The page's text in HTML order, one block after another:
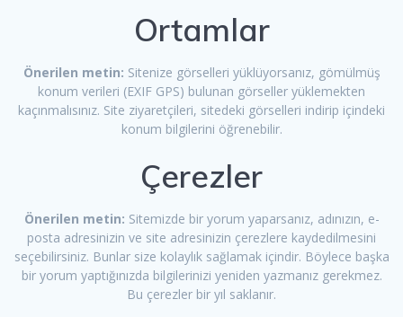
Ortamlar
Önerilen metin: Sitenize görselleri yüklüyorsanız, gömülmüş
konum verileri (EXIF GPS) bulunan görseller yüklemekten
kaçınmalısınız. Site ziyaretçileri, sitedeki görselleri indirip içindeki
konum bilgilerini öğrenebilir.
Çerezler
Önerilen metin: Sitemizde bir yorum yaparsanız, adınızın, e-
posta adresinizin ve site adresinizin çerezlere kaydedilmesini
seçebilirsiniz. Bunlar size kolaylık sağlamak içindir. Böylece başka
bir yorum yaptığınızda bilgilerinizi yeniden yazmanız gerekmez.
Bu çerezler bir yıl saklanır.